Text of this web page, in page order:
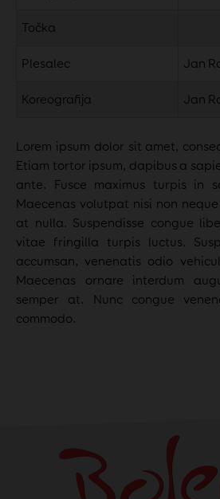
Točka
Plesalec Jan
Koreografija Jan
Lorem ipsum dolor sit amet,
Etiam tortor ipsum, dapibus a
ante. Fusce maximus turpis in
Maecenas volutpat nisi non
at nulla. Suspendisse congue
vitae fringilla turpis luctus.
accumsan, venenatis odio
Maecenas ornare interdum
semper at. Nunc congue
commodo.